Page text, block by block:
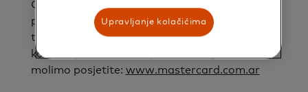
Ovo će se obično dogoditi kada odaberete da
plaćate u valuti vaše kartice, umjesto u valuti
trgovca ili ATM. Za više informacija o kursu
konverzije valute za kupovine u Argentini,
molimo posjetite: www.mastercard.com.ar
Upravljanje kolačićima